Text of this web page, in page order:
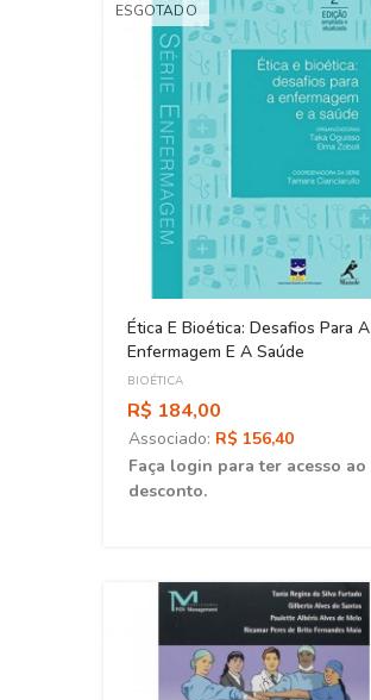
ESGOTADO
Ética E Bioética: Desafios Para A
Enfermagem E A Saúde
BIOÉTICA
R$ 184,00
Associado: R$ 156,40
Faça login para ter acesso ao
desconto.